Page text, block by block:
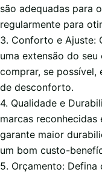
são adequadas para
regularmente para
3. Conforto e Ajuste:
uma extensão do
comprar, se possível,
de desconforto.
4. Qualidade e
marcas
garante maior
um bom custo-
5. Orçamento: